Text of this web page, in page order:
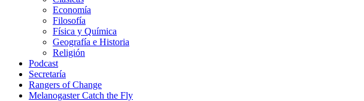
Economía
Filosofía
Física y Química
Geografía e Historia
Religión
Podcast
Secretaría
Rangers of Change
Melanogaster Catch the Fly